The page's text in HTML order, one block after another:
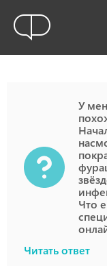
У
Что
Читать ответ